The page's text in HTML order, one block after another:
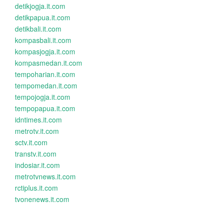
detikjogja.it.com
detikpapua.it.com
detikbali.it.com
kompasbali.it.com
kompasjogja.it.com
kompasmedan.it.com
tempoharian.it.com
tempomedan.it.com
tempojogja.it.com
tempopapua.it.com
idntimes.it.com
metrotv.it.com
sctv.it.com
transtv.it.com
indosiar.it.com
metrotvnews.it.com
rctiplus.it.com
tvonenews.it.com